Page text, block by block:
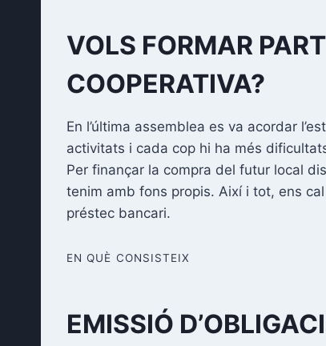
VOLS FORMAR
COOPERATIVA?
En l’última assemblea es va acordar
activitats i cada cop hi ha més
Per finançar la compra del futur local
tenim amb fons propis. Així i tot, ens
préstec bancari.
EN QUÈ CONSISTEIX
EMISSIÓ